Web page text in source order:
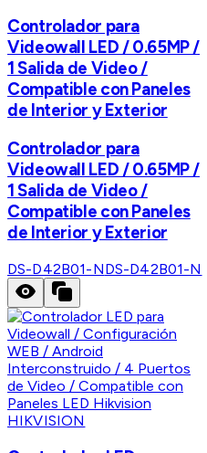
Controlador para
Videowall LED / 0.65MP /
1 Salida de Video /
Compatible con Paneles
de Interior y Exterior
Controlador para
Videowall LED / 0.65MP /
1 Salida de Video /
Compatible con Paneles
de Interior y Exterior
DS-D42B01-NDS-D42B01-N
HIKVISION